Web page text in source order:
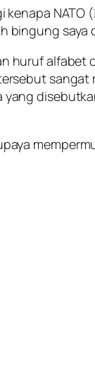
kenapa NATO (
bingung saya
huruf